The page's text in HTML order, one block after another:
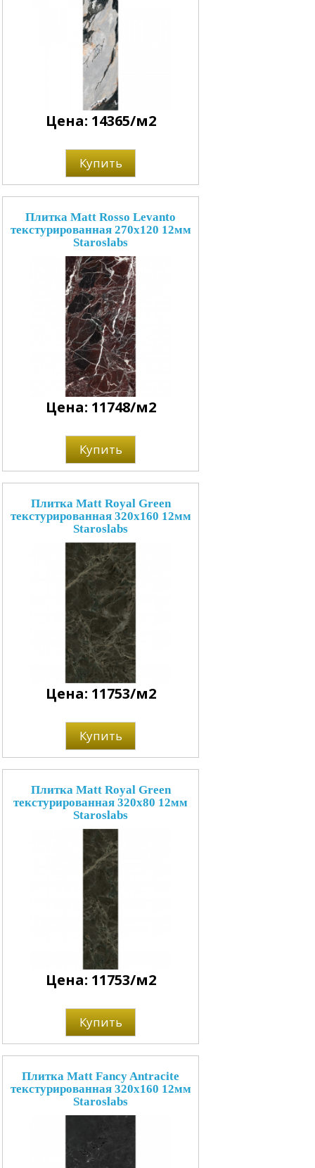
Цена: 14365/м2
Купить
Плитка Matt Rosso Levanto
текстурированная 270x120 12мм
Staroslabs
Цена: 11748/м2
Купить
Плитка Matt Royal Green
текстурированная 320x160 12мм
Staroslabs
Цена: 11753/м2
Купить
Плитка Matt Royal Green
текстурированная 320x80 12мм
Staroslabs
Цена: 11753/м2
Купить
Плитка Matt Fancy Antracite
текстурированная 320x160 12мм
Staroslabs